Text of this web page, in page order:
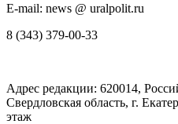
E-mail: news @ uralpolit.ru
8 (343) 379-00-33
Адрес редакции: 620014,
Свердловская область, г.
этаж